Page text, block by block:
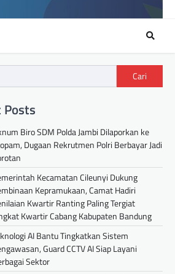
Cari
Posts
Biro SDM Polda Jambi Dilaporkan ke
Dugaan Rekrutmen Polri Berbayar Jadi
Kecamatan Cileunyi Dukung
Kepramukaan, Camat Hadiri
Kwartir Ranting Paling Tergiat
Kwartir Cabang Kabupaten Bandung
AI Bantu Tingkatkan Sistem
Guard CCTV AI Siap Layani
Sektor